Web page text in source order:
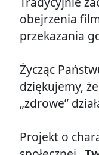
obejrzenia
przekazania
Życząc
dziękujemy,
„zdrowe”
Projekt o